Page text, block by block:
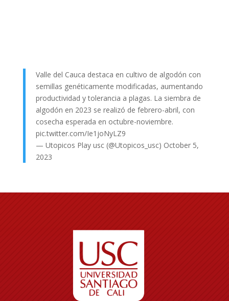
Valle del Cauca destaca en cultivo de algodón con
semillas genéticamente modificadas, aumentando
productividad y tolerancia a plagas. La siembra de
algodón en 2023 se realizó de febrero-abril, con
cosecha esperada en octubre-noviembre.
pic.twitter.com/Ie1joNyLZ9
— Utopicos Play usc (@Utopicos_usc) October 5,
2023